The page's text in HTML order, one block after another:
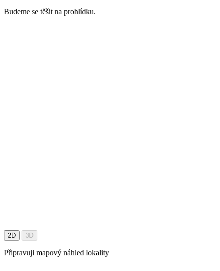
Budeme se těšit na prohlídku.
2D 3D
Připravuji mapový náhled lokality